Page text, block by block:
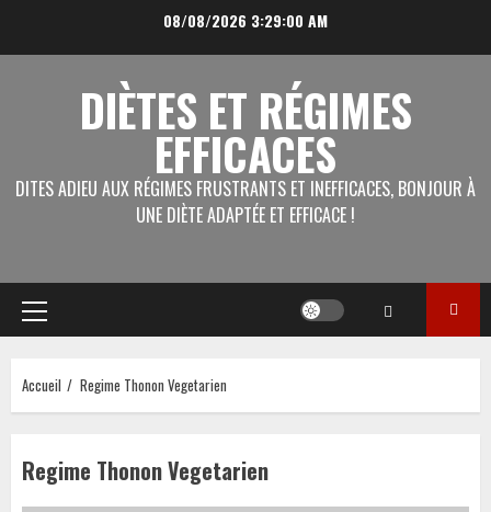
08/08/2026 3:29:00 AM
DIÈTES ET RÉGIMES
EFFICACES
DITES ADIEU AUX RÉGIMES FRUSTRANTS ET INEFFICACES, BONJOUR À
UNE DIÈTE ADAPTÉE ET EFFICACE !
Menu
principal
Accueil Regime Thonon Vegetarien
Regime Thonon Vegetarien